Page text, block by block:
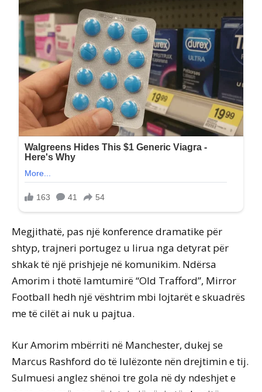
Megjithatë, pas një konference dramatike për
shtyp, trajneri portugez u lirua nga detyrat për
shkak të një prishjeje në komunikim. Ndërsa
Amorim i thotë lamtumirë “Old Trafford”, Mirror
Football hedh një vështrim mbi lojtarët e skuadrës
me të cilët ai nuk u pajtua.
Kur Amorim mbërriti në Manchester, dukej se
Marcus Rashford do të lulëzonte nën drejtimin e tij.
Sulmuesi anglez shënoi tre gola në dy ndeshjet e